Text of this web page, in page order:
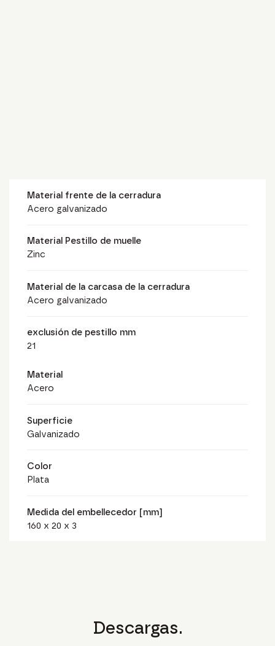
Material frente de la cerradura
Acero galvanizado
Material Pestillo de muelle
Zinc
Material de la carcasa de la cerradura
Acero galvanizado
exclusión de pestillo mm
21
Material
Acero
Superficie
Galvanizado
Color
Plata
Medida del embellecedor [mm]
160 x 20 x 3
Descargas.